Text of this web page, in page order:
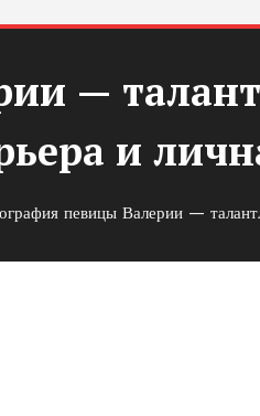
—
и
певицы Валерии —